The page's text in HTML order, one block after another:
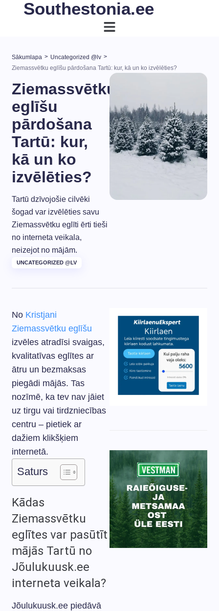
Southestonia.ee
Sākumlapa > Uncategorized @lv >
Ziemassvētku eglīšu pārdošana Tartū: kur, kā un ko izvēlēties?
Ziemassvētku
eglīšu
pārdošana
Tartū: kur,
kā un ko
izvēlēties?
Tartū dzīvojošie cilvēki
šogad var izvēlēties savu
Ziemassvētku eglīti ērti tieši
no interneta veikala,
neizejot no mājām.
UNCATEGORIZED @LV
No Kristjani
Ziemassvētku eglīšu
izvēles atradīsi svaigas,
kvalitatīvas eglītes ar
ātru un bezmaksas
piegādi mājās. Tas
nozīmē, ka tev nav jāiet
uz tirgu vai tirdzniecības
centru – pietiek ar
dažiem klikšķiem
internetā.
Saturs
Kādas
Ziemassvētku
eglītes var pasūtīt
mājās Tartū no
Jõulukuusk.ee
interneta veikala?
Jõulukuusk.ee piedāvā